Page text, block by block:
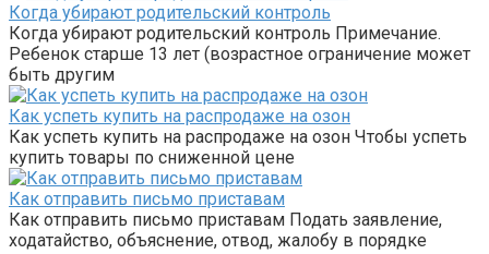
Когда убирают родительский контроль
Когда убирают родительский контроль Примечание.
Ребенок старше 13 лет (возрастное ограничение может
быть другим
Как успеть купить на распродаже на озон
Как успеть купить на распродаже на озон Чтобы успеть
купить товары по сниженной цене
Как отправить письмо приставам
Как отправить письмо приставам Подать заявление,
ходатайство, объяснение, отвод, жалобу в порядке